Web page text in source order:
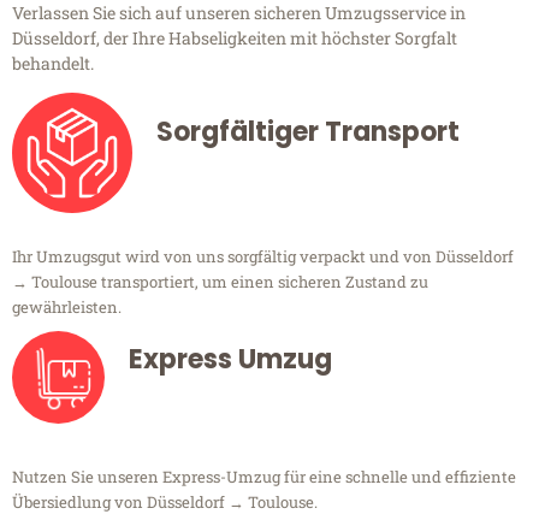
Verlassen Sie sich auf unseren sicheren Umzugsservice in
Düsseldorf, der Ihre Habseligkeiten mit höchster Sorgfalt
behandelt.
Sorgfältiger Transport
Ihr Umzugsgut wird von uns sorgfältig verpackt und von Düsseldorf
→ Toulouse transportiert, um einen sicheren Zustand zu
gewährleisten.
Express Umzug
Nutzen Sie unseren Express-Umzug für eine schnelle und effiziente
Übersiedlung von Düsseldorf → Toulouse.